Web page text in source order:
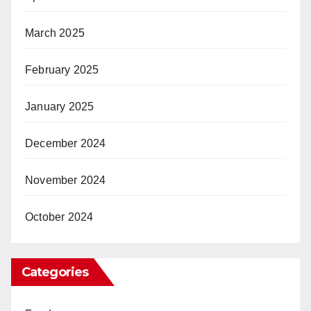
March 2025
February 2025
January 2025
December 2024
November 2024
October 2024
Categories